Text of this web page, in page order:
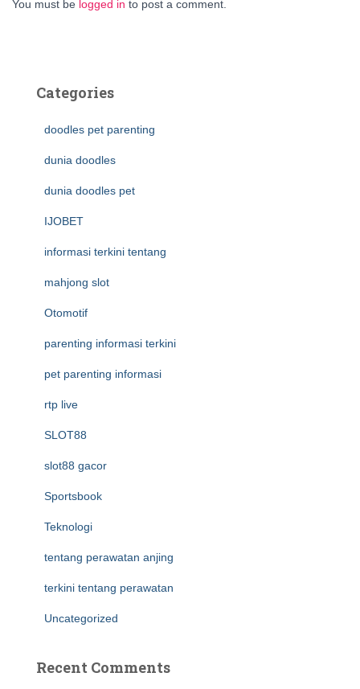
You must be logged in to post a comment.
Categories
doodles pet parenting
dunia doodles
dunia doodles pet
IJOBET
informasi terkini tentang
mahjong slot
Otomotif
parenting informasi terkini
pet parenting informasi
rtp live
SLOT88
slot88 gacor
Sportsbook
Teknologi
tentang perawatan anjing
terkini tentang perawatan
Uncategorized
Recent Comments